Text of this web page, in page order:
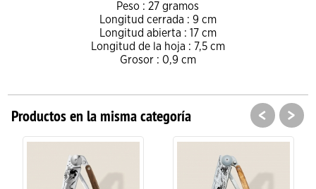
Peso : 27 gramos
Longitud cerrada : 9 cm
Longitud abierta : 17 cm
Longitud de la hoja : 7,5 cm
Grosor : 0,9 cm
Productos en la misma categoría < >